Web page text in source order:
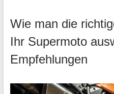
Wie man die
Ihr Supermoto
Empfehlungen